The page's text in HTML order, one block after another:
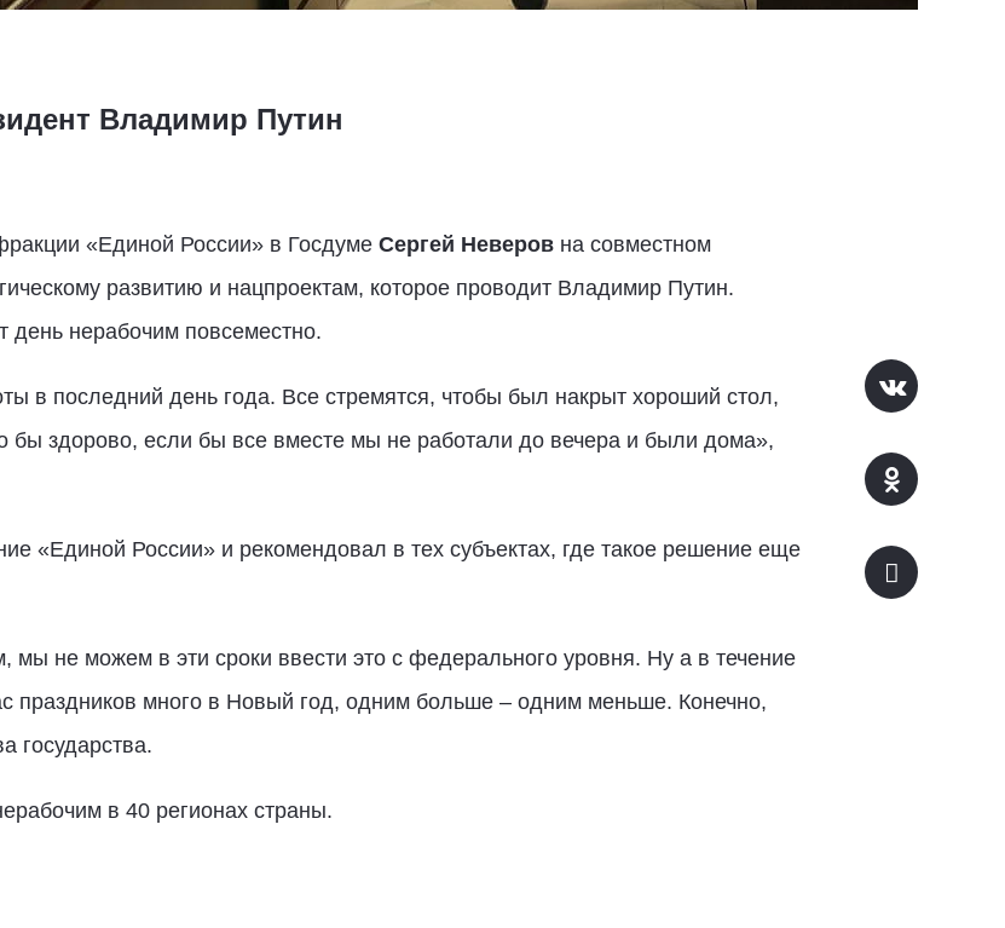
Владимир Путин
«Единой России» в Госдуме Сергей Неверовна совместном
развитию и нацпроектам, которое проводит Владимир Путин.
день нерабочим повсеместно.
в последний день года. Все стремятся, чтобы был накрыт хороший стол,
здорово, если бы все вместе мы не работали до вечера и были дома»,
«Единой России» и рекомендовал в тех субъектах, где такое решение еще
мы не можем в эти сроки ввести это с федерального уровня. Ну а в течение
праздников много в Новый год, одним больше – одним меньше. Конечно,
государства.
в 40 регионах страны.